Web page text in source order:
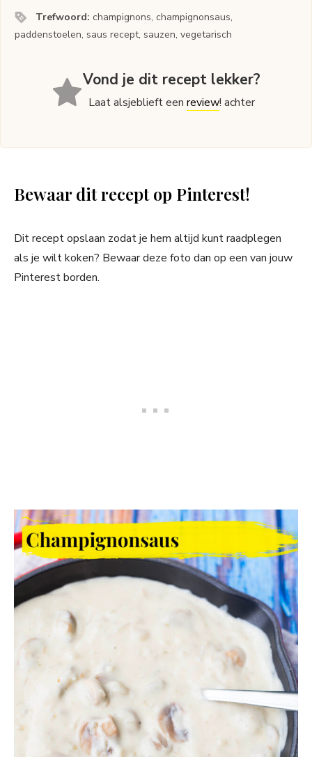
Trefwoord: champignons, champignonsaus,
paddenstoelen, saus recept, sauzen, vegetarisch
Vond je dit recept lekker?
Laat alsjeblieft eenreview! achter
Bewaar dit recept op Pinterest!
Dit recept opslaan zodat je hem altijd kunt raadplegen
als je wilt koken? Bewaar deze foto dan op een van jouw
Pinterest borden.